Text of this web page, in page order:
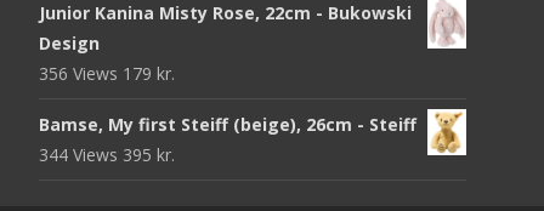
Junior Kanina Misty Rose, 22cm - Bukowski
Design
356 Views 179 kr.
Bamse, My first Steiff (beige), 26cm - Steiff
344 Views 395 kr.